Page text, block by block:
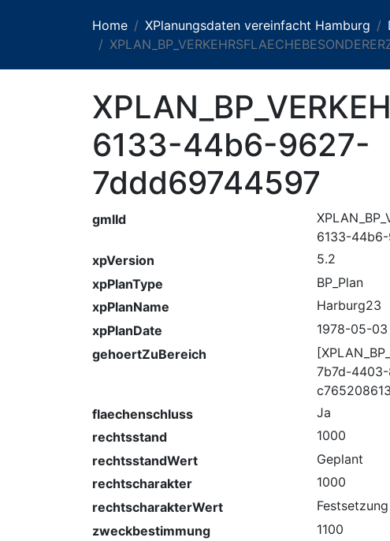
Home XPlanungsdaten vereinfacht Hamburg
6133-44b6-9627-
7ddd69744597
gmlId
6133-
xpVersion
5.2
xpPlanType
BP_Plan
xpPlanName
Harburg23
xpPlanDate
1978-05-03
gehoertZuBereich
7b7d-
flaechenschluss
Ja
rechtsstand
1000
rechtsstandWert
Geplant
rechtscharakter
1000
rechtscharakterWert
Festsetzung
zweckbestimmung
1100